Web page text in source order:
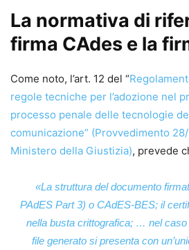
La normativa di
firma CAdes e la
Come noto, l’art. 12 del “
regole tecniche per l’adozione nel
processo penale delle tecnologie
comunicazione” (Provvedimento
Ministero della Giustizia), prevede
«La struttura del documento
PAdES Part 3) o CAdES-BES; il
nella busta crittografica; … nel
file generato si presenta con